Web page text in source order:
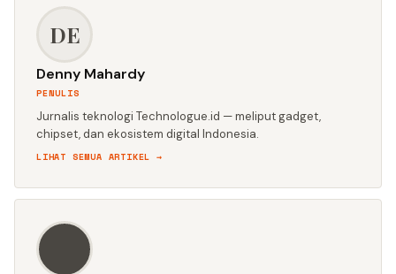
DE
Denny Mahardy
PENULIS
Jurnalis teknologi Technologue.id — meliput gadget,
chipset, dan ekosistem digital Indonesia.
LIHAT SEMUA ARTIKEL →